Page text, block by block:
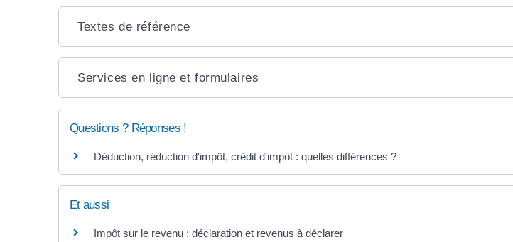
Textes de référence
Services en ligne et formulaires
Questions ? Réponses !
Déduction, réduction d'impôt, crédit d'impôt : quelles différences ?
Et aussi
Impôt sur le revenu : déclaration et revenus à déclarer